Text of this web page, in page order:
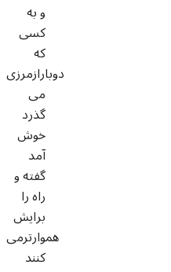
و به
کسی
که
دوبارازمرزی
می
گذرد
خوش
آمد
گفته و
راه را
برایش
هموارترمی
کنند